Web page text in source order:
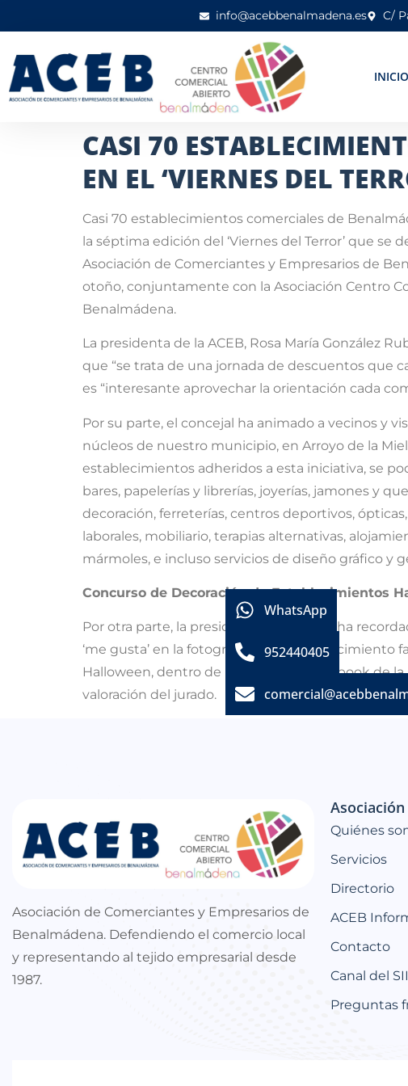
info@acebbenalmadena.es C/
INICIO
CASI 70
EN EL ‘VIERNES DEL
Casi 70 establecimientos comerciales de
la séptima edición del ‘Viernes del Terror’ que
Asociación de Comerciantes y Empresarios de
otoño, conjuntamente con la Asociación Centro
Benalmádena.
La presidenta de la ACEB, Rosa María González
que “se trata de una jornada de descuentos que
es “interesante aprovechar la orientación cada
Por su parte, el concejal ha animado a vecinos y
núcleos de nuestro municipio, en Arroyo de la
establecimientos adheridos a esta iniciativa, se
bares, papelerías y librerías, joyerías, jamones y
decoración, ferreterías, centros deportivos,
laborales, mobiliario, terapias alternativas,
mármoles, e incluso servicios de diseño gráfico y
Concurso de Decoración de Establecimientos
Por otra parte, la presidenta de la ACEB ha
‘me gusta’ en la fotografía de su
Halloween, dentro de la página de Facebook de
valoración del jurado.
Asociación de Comerciantes y Empresarios de
Benalmádena. Defendiendo el comercio local
y representando al tejido empresarial desde
1987.
Asociación
Quiénes
Servicios
Directorio
ACEB
Contacto
Canal del SII
Preguntas
WhatsApp
952440405